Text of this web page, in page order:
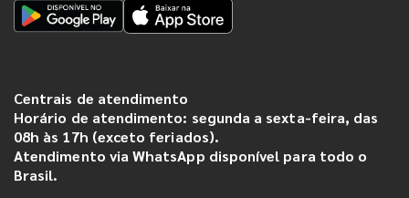
Centrais de atendimento
Horário de atendimento: segunda a sexta-feira, das
08h às 17h (exceto feriados).
Atendimento via WhatsApp disponível para todo o
Brasil.